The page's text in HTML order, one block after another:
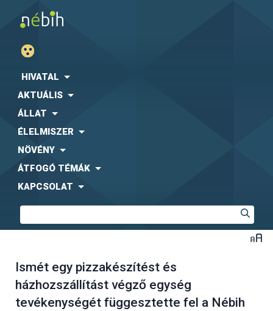
HIVATAL
AKTUÁLIS
ÁLLAT
ÉLELMISZER
NÖVÉNY
ÁTFOGÓ TÉMÁK
KAPCSOLAT
Ismét egy pizzakészítést és
házhozszállítást végző egység
tevékenységét függesztette fel a Nébih